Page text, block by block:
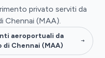
privato serviti da
Chennai (MAA).
aeroportuali da
Chennai (MAA)